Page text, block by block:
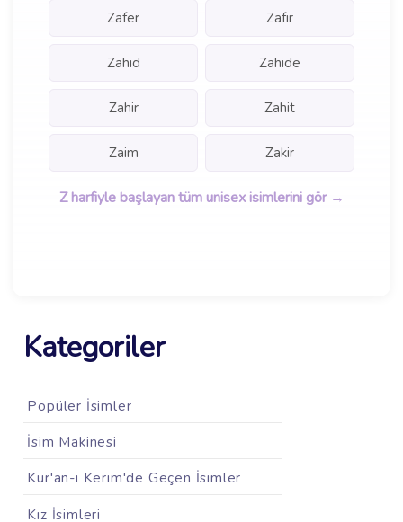
Zafer Zafir
Zahid Zahide
Zahir Zahit
Zaim Zakir
Z harfiyle başlayan tüm unisex isimlerini gör →
Kategoriler
Popüler İsimler
İsim Makinesi
Kur'an-ı Kerim'de Geçen İsimler
Kız İsimleri